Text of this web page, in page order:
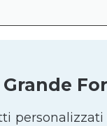
personalizzati